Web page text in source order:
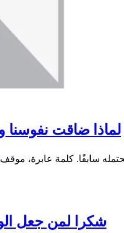
لماذا ضاقت
شكرا لمن جعل